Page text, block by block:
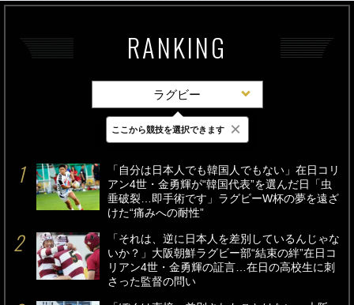
RANKING
ラグビー
最新 24時間 週間
「自分は日本人でも韓国人でもない」在日コリ
アン4世・金勇輝が“韓国代表”を選んだ日「虫
垂破裂…即手術です」ラグビーW杯の夢を遠ざ
けた“痛みへの耐性”
「それは、逆に日本人を差別しているんじゃな
いか？」大阪朝鮮ラグビー部“結束の絆”在日コ
リアン4世・金勇輝の証言…在日の高校生に刺
さった監督の問い
ここから競技を選択できます ×